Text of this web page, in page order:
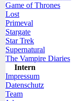
Game of Thrones
Lost
Primeval
Stargate
Star Trek
Supernatural
The Vampire Diaries
Intern
Impressum
Datenschutz
Team